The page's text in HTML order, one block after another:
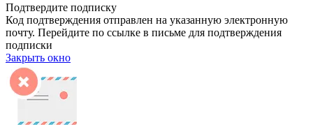
Подтвердите подписку
Код подтверждения отправлен на указанную электронную
почту. Перейдите по ссылке в письме для подтверждения
подписки
Закрыть окно